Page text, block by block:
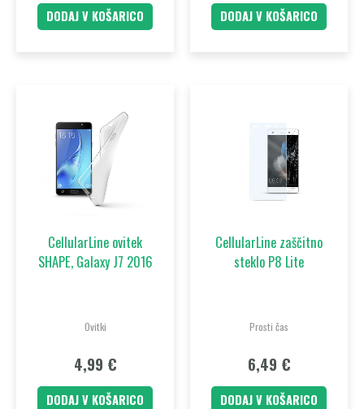
DODAJ V KOŠARICO DODAJ V KOŠARICO
CellularLine ovitek
SHAPE, Galaxy J7 2016
Ovitki
4,99 €
DODAJ V KOŠARICO
CellularLine zaščitno
steklo P8 Lite
Prosti čas
6,49 €
DODAJ V KOŠARICO